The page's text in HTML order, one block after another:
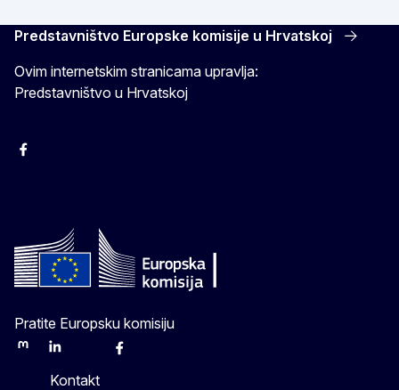
Predstavništvo Europske komisije u Hrvatskoj
Ovim internetskim stranicama upravlja:
Predstavništvo u Hrvatskoj
Facebook
Pratite Europsku komisiju
MastodonLinkedInBlueskyFacebook
Kontakt